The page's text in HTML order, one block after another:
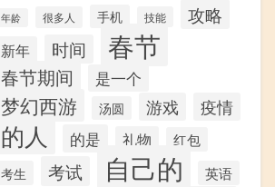
年龄 很多人 手机 技能 攻略
新年 时间 春节
春节期间 是一个
梦幻西游 汤圆 游戏 疫情
的人 的是 礼物
红包
考生
考试 自己的 英语